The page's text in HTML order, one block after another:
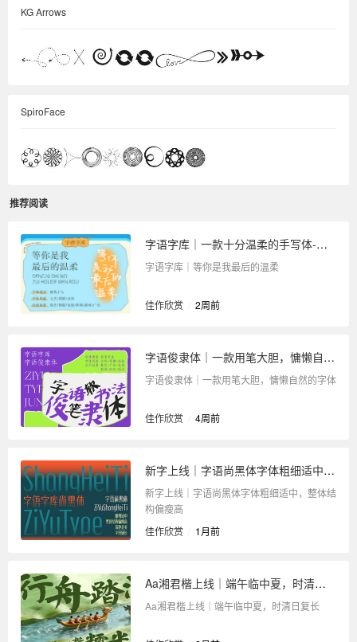
KG Arrows
SpiroFace
推荐阅读
字语字库｜一款十分温柔的手写体-等你是我最后的温柔
字语字库｜等你是我最后的温柔
佳作欣赏 2周前
字语俊隶体｜一款用笔大胆，慵懒自然的字体
字语俊隶体｜一款用笔大胆，慵懒自然的字体
佳作欣赏 4周前
新字上线｜字语尚黑体字体粗细适中，整体结构偏瘦高
新字上线｜字语尚黑体字体粗细适中，整体结
构偏瘦高
佳作欣赏
1月前
Aa湘君楷上线｜端午临中夏，时清日复长
Aa湘君楷上线｜端午临中夏，时清日复长